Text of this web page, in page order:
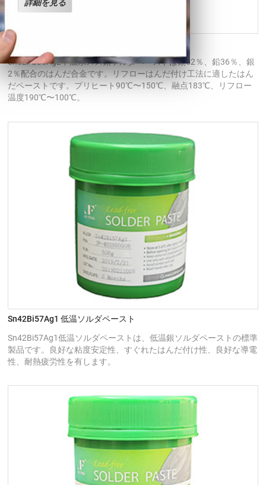
Sn62Pb36Ag2中温系スズ鉛ハンダペースト
Sn62Pb36Ag2中温系スズ鉛ソルダペーストは錫62％、鉛36％、銀
2％配合のはんだ合金です。リフローはんだ付け工法に適したはん
だペーストです。プリヒート90℃〜150℃、融点183℃、リフロー
温度190℃〜100℃。
Sn42Bi57Ag1 低温ソルダペースト
Sn42Bi57Ag1低温ソルダペーストは、低温銀ソルダペーストの標準
製品です。良好な粘度安定性、すぐれたはんだ付け性、良好な導電
性、耐熱疲労性を有します。
詳細を見る